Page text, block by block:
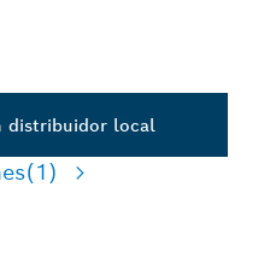
distribuidor local
(1)